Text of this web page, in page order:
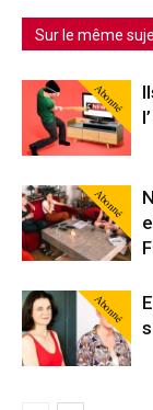
Sur le même
Abonné
Abonné
Abonné